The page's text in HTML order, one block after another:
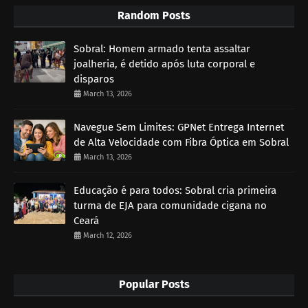
Random Posts
Sobral: Homem armado tenta assaltar
joalheria, é detido após luta corporal e
disparos
March 13, 2026
Navegue Sem Limites: GPNet Entrega Internet
de Alta Velocidade com Fibra Óptica em Sobral
March 13, 2026
Educação é para todos: Sobral cria primeira
turma de EJA para comunidade cigana no
Ceará
March 12, 2026
Popular Posts